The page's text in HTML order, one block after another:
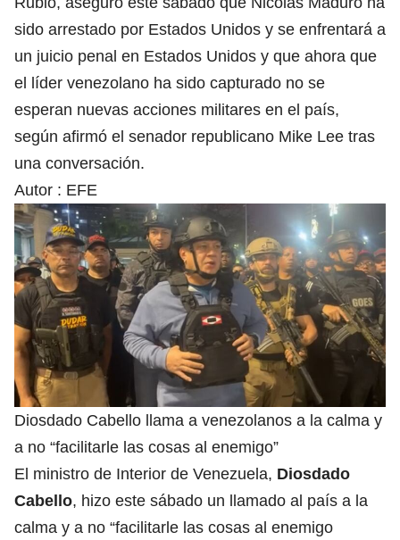
sido arrestado por Estados Unidos y se enfrentará a
un juicio penal en Estados Unidos y que ahora que
el líder venezolano ha sido capturado no se
esperan nuevas acciones militares en el país,
según afirmó el senador republicano Mike Lee tras
una conversación.
Autor : EFE
Diosdado Cabello llama a venezolanos a la calma y
a no “facilitarle las cosas al enemigo”
El ministro de Interior de Venezuela, Diosdado
Cabello, hizo este sábado un llamado al país a la
calma y a no “facilitarle las cosas al enemigo